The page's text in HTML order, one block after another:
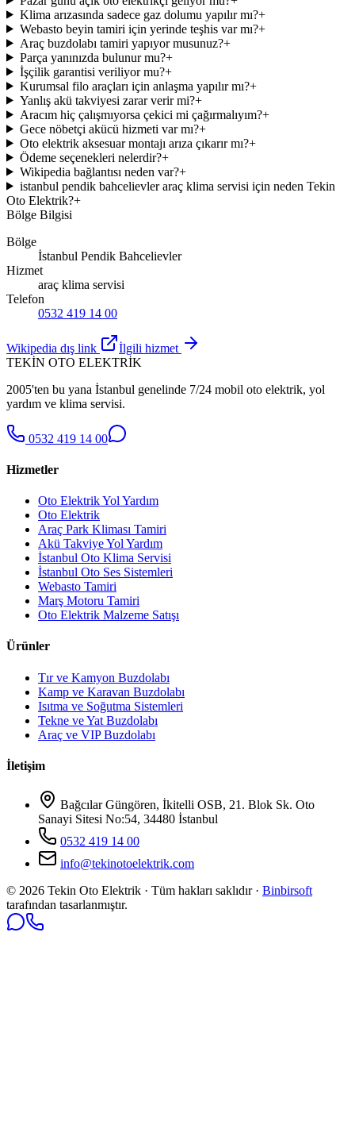
Klima arızasında sadece gaz dolumu yapılır mı?+
Webasto beyin tamiri için yerinde teşhis var mı?+
Araç buzdolabı tamiri yapıyor musunuz?+
Parça yanınızda bulunur mu?+
İşçilik garantisi veriliyor mu?+
Kurumsal filo araçları için anlaşma yapılır mı?+
Yanlış akü takviyesi zarar verir mi?+
Aracım hiç çalışmıyorsa çekici mi çağırmalıyım?+
Gece nöbetçi akücü hizmeti var mı?+
Oto elektrik aksesuar montajı arıza çıkarır mı?+
Ödeme seçenekleri nelerdir?+
Wikipedia bağlantısı neden var?+
istanbul pendik bahcelievler araç klima servisi için neden Tekin
Oto Elektrik?+
Bölge Bilgisi
Bölge
İstanbul Pendik Bahcelievler
Hizmet
araç klima servisi
Telefon
0532 419 14 00
Wikipedia dış link
İlgili hizmet
TEKİN OTO ELEKTRİK
2005'ten bu yana İstanbul genelinde 7/24 mobil oto elektrik, yol
yardım ve klima servisi.
0532 419 14 00
Hizmetler
Oto Elektrik Yol Yardım
Oto Elektrik
Araç Park Kliması Tamiri
Akü Takviye Yol Yardım
İstanbul Oto Klima Servisi
İstanbul Oto Ses Sistemleri
Webasto Tamiri
Marş Motoru Tamiri
Oto Elektrik Malzeme Satışı
Ürünler
Tır ve Kamyon Buzdolabı
Kamp ve Karavan Buzdolabı
Isıtma ve Soğutma Sistemleri
Tekne ve Yat Buzdolabı
Araç ve VIP Buzdolabı
İletişim
Bağcılar Güngören, İkitelli OSB, 21. Blok Sk. Oto
Sanayi Sitesi No:54, 34480 İstanbul
0532 419 14 00
info@tekinotoelektrik.com
© 2026 Tekin Oto Elektrik · Tüm hakları saklıdır · Binbirsoft
tarafından tasarlanmıştır.